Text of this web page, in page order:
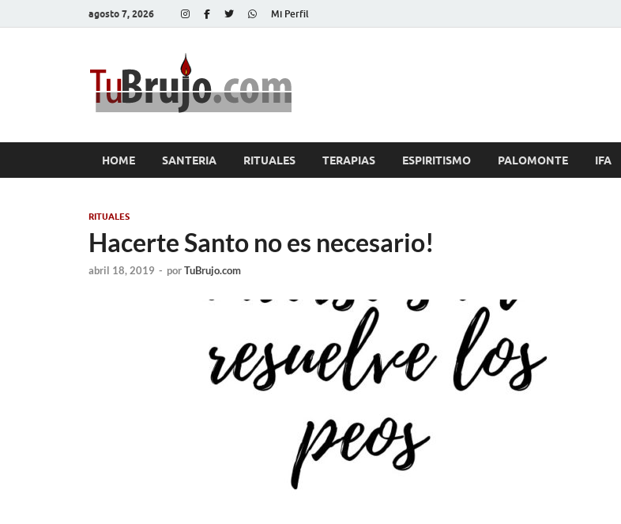
agosto 7, 2026 Mi Perfil
HOME SANTERIA RITUALES TERAPIAS ESPIRITISMO PALOMONTE IFA
RITUALES
Hacerte Santo no es necesario!
abril 18, 2019 - porTuBrujo.com